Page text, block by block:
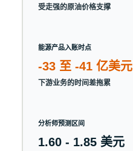
受走强的原油价格支撑
能源产品入账时点
-33 至 -41 亿美元
下游业务的时间差拖累
分析师预测区间
1.60 - 1.85 美元